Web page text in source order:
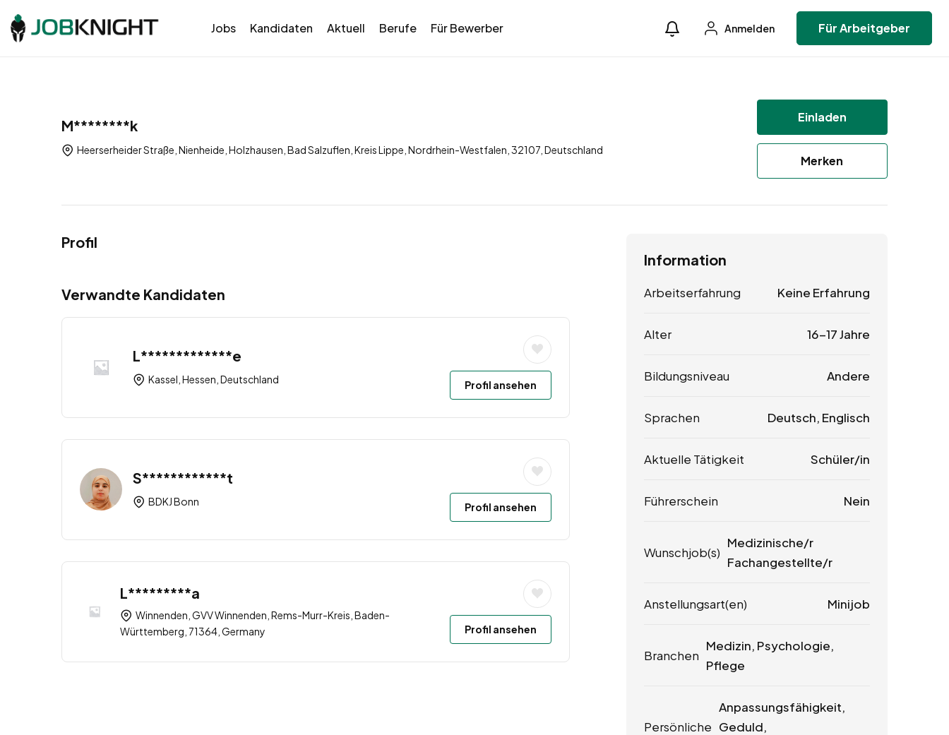
Jobs Kandidaten Aktuell Berufe Für Bewerber Anmelden Für Arbeitgeber
M********k
Heerserheider Straße, Nienheide, Holzhausen, Bad Salzuflen, Kreis Lippe, Nordrhein-Westfalen, 32107, Deutschland
Einladen
Merken
Profil
Verwandte Kandidaten
L*************e
Kassel, Hessen, Deutschland Profil ansehen
S************t
BDKJ Bonn Profil ansehen
L*********a
Winnenden, GVV Winnenden, Rems-Murr-Kreis, Baden-
Württemberg, 71364, Germany
Profil ansehen
Information
Arbeitserfahrung Keine Erfahrung
Alter 16-17 Jahre
Bildungsniveau Andere
Sprachen Deutsch, Englisch
Aktuelle Tätigkeit Schüler/in
Führerschein Nein
Wunschjob(s)
Medizinische/r
Fachangestellte/r
Anstellungsart(en) Minijob
Branchen
Medizin, Psychologie,
Pflege
Persönliche
Anpassungsfähigkeit,
Geduld,